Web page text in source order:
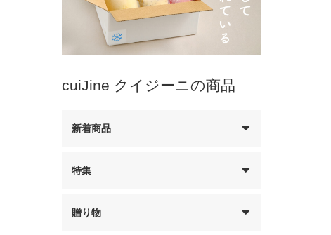
cuiJine クイジーニの商品
新着商品
特集
贈り物